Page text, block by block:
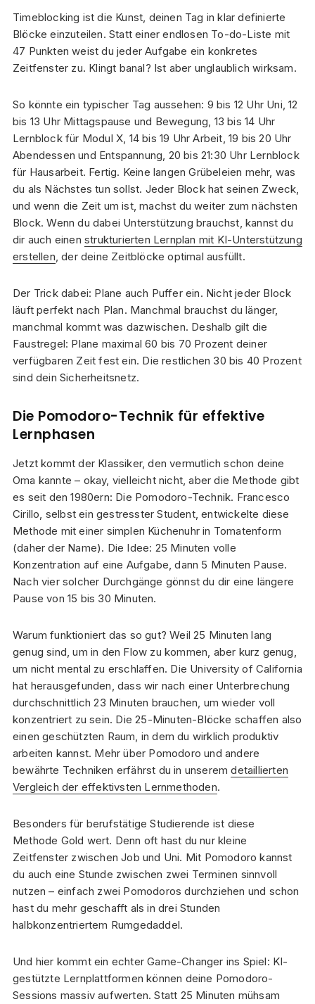
Timeblocking ist die Kunst, deinen Tag in klar definierte
Blöcke einzuteilen. Statt einer endlosen To-do-Liste mit
47 Punkten weist du jeder Aufgabe ein konkretes
Zeitfenster zu. Klingt banal? Ist aber unglaublich wirksam.
So könnte ein typischer Tag aussehen: 9 bis 12 Uhr Uni, 12
bis 13 Uhr Mittagspause und Bewegung, 13 bis 14 Uhr
Lernblock für Modul X, 14 bis 19 Uhr Arbeit, 19 bis 20 Uhr
Abendessen und Entspannung, 20 bis 21:30 Uhr Lernblock
für Hausarbeit. Fertig. Keine langen Grübeleien mehr, was
du als Nächstes tun sollst. Jeder Block hat seinen Zweck,
und wenn die Zeit um ist, machst du weiter zum nächsten
Block. Wenn du dabei Unterstützung brauchst, kannst du
dir auch einen strukturierten Lernplan mit KI-Unterstützung
erstellen, der deine Zeitblöcke optimal ausfüllt.
Der Trick dabei: Plane auch Puffer ein. Nicht jeder Block
läuft perfekt nach Plan. Manchmal brauchst du länger,
manchmal kommt was dazwischen. Deshalb gilt die
Faustregel: Plane maximal 60 bis 70 Prozent deiner
verfügbaren Zeit fest ein. Die restlichen 30 bis 40 Prozent
sind dein Sicherheitsnetz.
Die Pomodoro-Technik für effektive
Lernphasen
Jetzt kommt der Klassiker, den vermutlich schon deine
Oma kannte – okay, vielleicht nicht, aber die Methode gibt
es seit den 1980ern: Die Pomodoro-Technik. Francesco
Cirillo, selbst ein gestresster Student, entwickelte diese
Methode mit einer simplen Küchenuhr in Tomatenform
(daher der Name). Die Idee: 25 Minuten volle
Konzentration auf eine Aufgabe, dann 5 Minuten Pause.
Nach vier solcher Durchgänge gönnst du dir eine längere
Pause von 15 bis 30 Minuten.
Warum funktioniert das so gut? Weil 25 Minuten lang
genug sind, um in den Flow zu kommen, aber kurz genug,
um nicht mental zu erschlaffen. Die University of California
hat herausgefunden, dass wir nach einer Unterbrechung
durchschnittlich 23 Minuten brauchen, um wieder voll
konzentriert zu sein. Die 25-Minuten-Blöcke schaffen also
einen geschützten Raum, in dem du wirklich produktiv
arbeiten kannst. Mehr über Pomodoro und andere
bewährte Techniken erfährst du in unseremdetaillierten
Vergleich der effektivsten Lernmethoden.
Besonders für berufstätige Studierende ist diese
Methode Gold wert. Denn oft hast du nur kleine
Zeitfenster zwischen Job und Uni. Mit Pomodoro kannst
du auch eine Stunde zwischen zwei Terminen sinnvoll
nutzen – einfach zwei Pomodoros durchziehen und schon
hast du mehr geschafft als in drei Stunden
halbkonzentriertem Rumgedaddel.
Und hier kommt ein echter Game-Changer ins Spiel: KI-
gestützte Lernplattformen können deine Pomodoro-
Sessions massiv aufwerten. Statt 25 Minuten mühsam